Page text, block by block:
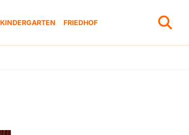
KINDERGARTEN FRIEDHOF